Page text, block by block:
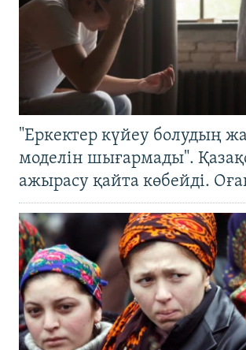
"Еркектер күйеу болудың
моделін шығармады".
ажырасу қайта көбейді.